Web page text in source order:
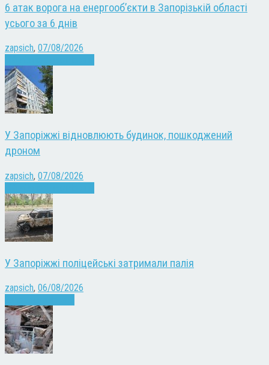
6 атак ворога на енергооб’єкти в Запорізькій області
усього за 6 днів
zapsich, 07/08/2026
У Запоріжжі відновлюють будинок, пошкоджений
дроном
zapsich, 07/08/2026
У Запоріжжі поліцейські затримали палія
zapsich, 06/08/2026